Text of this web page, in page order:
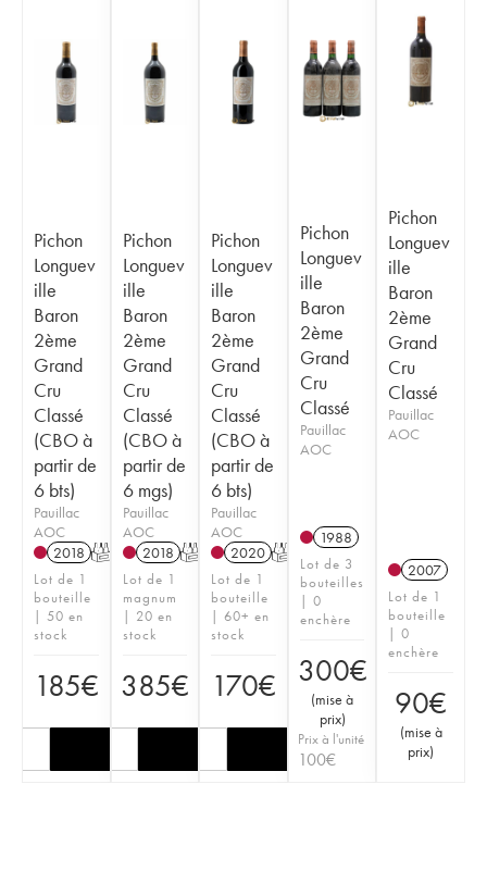
Pichon
Longuev
ille
Baron
2ème
Grand
Cru
Classé
(CBO à
partir de
6 bts)
Pauillac
AOC
2018 T
Lot de 1
bouteille
| 50 en
stock
185€
Pichon
Longuev
ille
Baron
2ème
Grand
Cru
Classé
(CBO à
partir de
6 mgs)
Pauillac
AOC
2018 T
Lot de 1
magnum
| 20 en
stock
385€
Pichon
Longuev
ille
Baron
2ème
Grand
Cru
Classé
(CBO à
partir de
6 bts)
Pauillac
AOC
2020 T
Lot de 1
bouteille
| 60+ en
stock
170€
Pichon
Longuev
ille
Baron
2ème
Grand
Cru
Classé
Pauillac
AOC
1988
Lot de 3
bouteilles
| 0
enchère
300€
(mise à
prix)
Prix à l'unité
100€
Pichon
Longuev
ille
Baron
2ème
Grand
Cru
Classé
Pauillac
AOC
2007
Lot de 1
bouteille
| 0
enchère
90€
(mise à
prix)